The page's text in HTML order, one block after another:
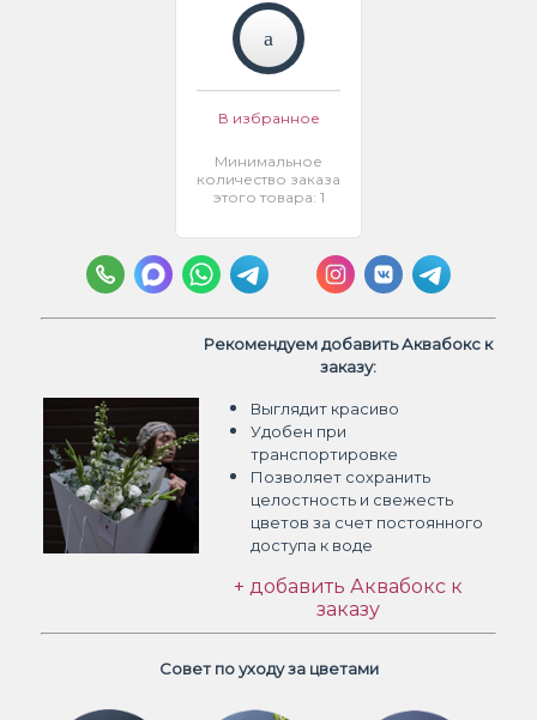
В избранное
Минимальное
количество заказа
этого товара: 1
Рекомендуем добавить Аквабокс к
заказу:
Выглядит красиво
Удобен при
транспортировке
Позволяет сохранить
целостность и свежесть
цветов за счет постоянного
доступа к воде
+ добавить Аквабокс к
заказу
Совет по уходу за цветами